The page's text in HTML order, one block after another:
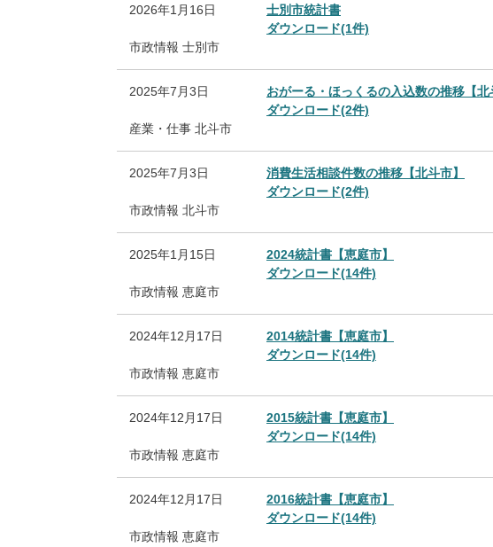
2026年1月16日
士別市統計書
ダウンロード(1件)
市政情報 士別市
2025年7月3日
おがーる・ほっくるの入込数の推移【北
ダウンロード(2件)
産業・仕事 北斗市
2025年7月3日
消費生活相談件数の推移【北斗市】
ダウンロード(2件)
市政情報 北斗市
2025年1月15日
2024統計書【恵庭市】
ダウンロード(14件)
市政情報 恵庭市
2024年12月17日
2014統計書【恵庭市】
ダウンロード(14件)
市政情報 恵庭市
2024年12月17日
2015統計書【恵庭市】
ダウンロード(14件)
市政情報 恵庭市
2024年12月17日
2016統計書【恵庭市】
ダウンロード(14件)
市政情報 恵庭市